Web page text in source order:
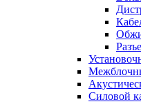
Силовой